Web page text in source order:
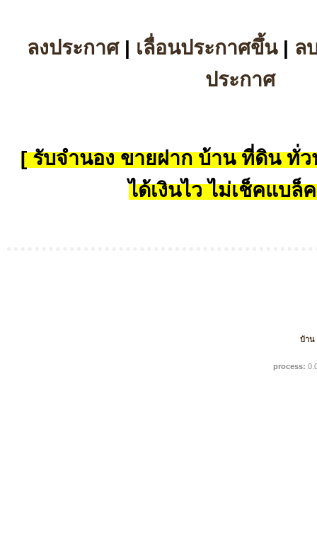
ลงประกาศ| เลื่อนประกาศขึ้น| ล
ประกาศ
[ รับจำนอง ขายฝาก บ้าน ที่ดิน ทั่ว
ได้เงินไว ไม่เช็คแบล็
บ้าน
process: